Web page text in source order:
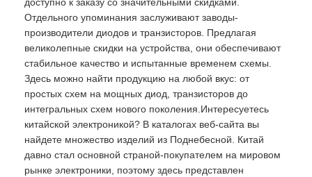
доступно к заказу со значительными скидками.
Отдельного упоминания заслуживают заводы-
производители диодов и транзисторов. Предлагая
великолепные скидки на устройства, они обеспечивают
стабильное качество и испытанные временем схемы.
Здесь можно найти продукцию на любой вкус: от
простых схем на мощных диод, транзисторов до
интегральных схем нового поколения.Интересуетесь
китайской электроникой? В каталогах веб-сайта вы
найдете множество изделий из Поднебесной. Китай
давно стал основной страной-покупателем на мировом
рынке электроники, поэтому здесь представлен